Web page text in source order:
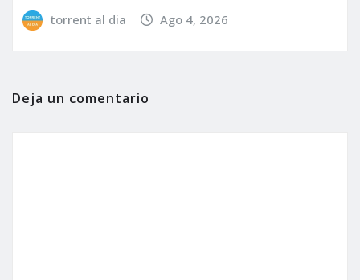
torrent al dia Ago 4, 2026
Deja un comentario